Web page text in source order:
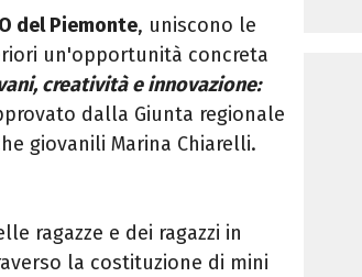
del Piemonte, uniscono le
un'opportunità concreta
creatività e innovazione:
dalla Giunta regionale
giovanili Marina Chiarelli.
ragazze e dei ragazzi in
la costituzione di mini